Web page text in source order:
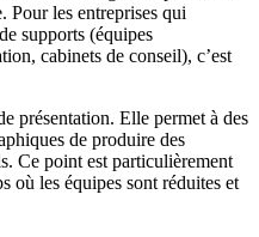
Pour les entreprises qui
supports (équipes
cabinets de conseil), c’est
présentation. Elle permet à des
de produire des
Ce point est particulièrement
où les équipes sont réduites et